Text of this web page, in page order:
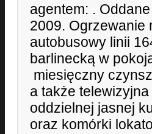
agentem: .
2009. Ogrzewanie
autobusowy linii
barlinecką w
miesięczny
a także
oddzielnej jasnej
oraz komórki